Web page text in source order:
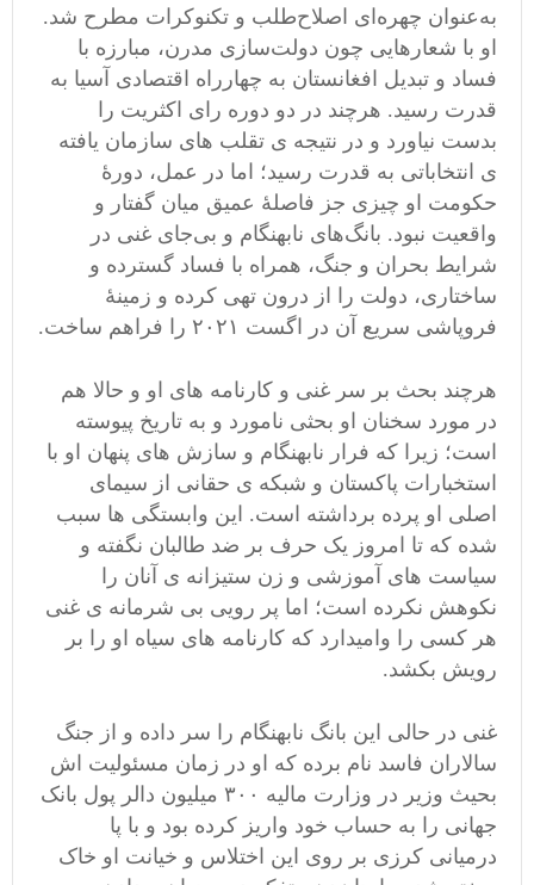
به‌عنوان چهره‌ای اصلاح‌طلب و تکنوکرات مطرح شد.
او با شعارهایی چون دولت‌سازی مدرن، مبارزه با
فساد و تبدیل افغانستان به چهارراه اقتصادی آسیا به
قدرت رسید. هرچند در دو دوره رای اکثریت را
بدست نیاورد و در نتیجه ی تقلب های سازمان یافته
ی انتخاباتی به قدرت رسید؛ اما در عمل، دورهٔ
حکومت او چیزی جز فاصلهٔ عمیق میان گفتار و
واقعیت نبود. بانگ‌های نابهنگام و بی‌جای غنی در
شرایط بحران و جنگ، همراه با فساد گسترده و
ساختاری، دولت را از درون تهی کرده و زمینهٔ
فروپاشی سریع آن در اگست ۲۰۲۱ را فراهم ساخت.
هرچند بحث بر سر غنی و کارنامه های او و حالا هم
در مورد سخنان او بحثی نامورد و به تاریخ پیوسته
است؛ زیرا که فرار نابهنگام و سازش های پنهان او با
استخبارات پاکستان و شبکه ی حقانی از سیمای
اصلی او پرده برداشته است. این وابستگی ها سبب
شده که تا امروز یک حرف بر ضد طالبان نگفته و
سیاست های آموزشی و زن ستیزانه ی آنان را
نکوهش نکرده است؛ اما پر رویی بی شرمانه ی غنی
هر کسی را وامیدارد که کارنامه های سیاه او را بر
رویش بکشد.
غنی در حالی این بانگ نابهنگام را سر داده و از جنگ
سالاران فاسد نام برده که او در زمان مسئولیت اش
بحیث وزیر در وزارت مالیه ۳۰۰ میلیون دالر پول بانک
جهانی را به حساب خود واریز کرده بود و با پا
درمیانی کرزی بر روی این اختلاس و خیانت او خاک